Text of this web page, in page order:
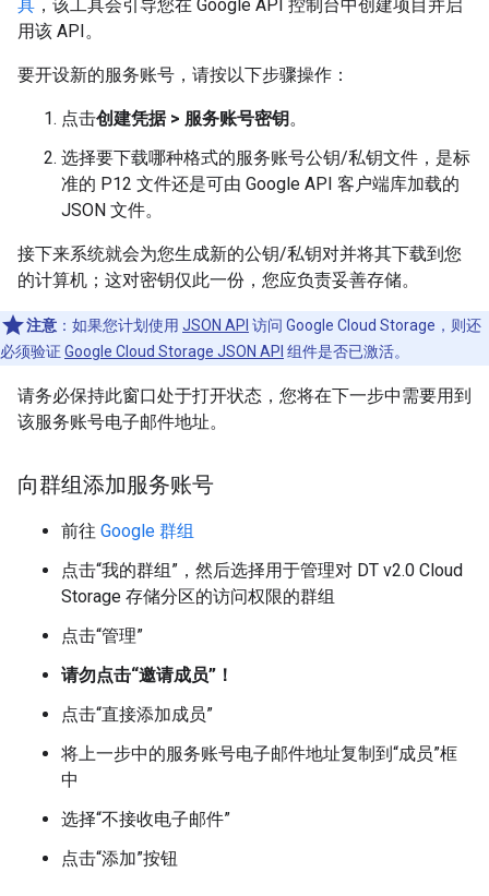
具 ，该工具会引导您在 Google API 控制台中创建项目并启
用该 API。
要开设新的服务账号，请按以下步骤操作：
点击创建凭据 > 服务账号密钥。
选择要下载哪种格式的服务账号公钥/私钥文件，是标
准的 P12 文件还是可由 Google API 客户端库加载的
JSON 文件。
接下来系统就会为您生成新的公钥/私钥对并将其下载到您
的计算机；这对密钥仅此一份，您应负责妥善存储。
注意 ：如果您计划使用 JSON API 访问 Google Cloud Storage，则还
必须验证 Google Cloud Storage JSON API 组件是否已激活。
请务必保持此窗口处于打开状态，您将在下一步中需要用到
该服务账号电子邮件地址。
向群组添加服务账号
前往 Google 群组
点击“我的群组”，然后选择用于管理对 DT v2.0 Cloud
Storage 存储分区的访问权限的群组
点击“管理”
请勿点击“邀请成员”！
点击“直接添加成员”
将上一步中的服务账号电子邮件地址复制到“成员”框
中
选择“不接收电子邮件”
点击“添加”按钮